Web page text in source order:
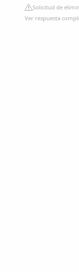
Solicitud de
Ver respuesta